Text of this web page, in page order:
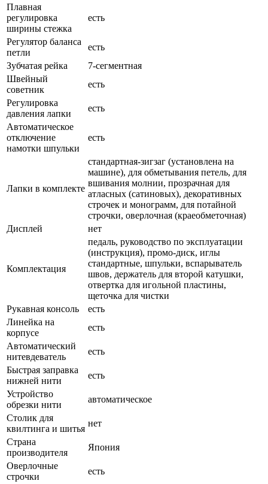
Плавная
регулировка
ширины стежка
есть
Регулятор баланса
петли
есть
Зубчатая рейка
7-сегментная
Швейный
советник
есть
Регулировка
давления лапки
есть
Автоматическое
отключение
намотки шпульки
есть
Лапки в комплекте
стандартная-зигзаг (установлена на
машине), для обметывания петель, для
вшивания молнии, прозрачная для
атласных (сатиновых), декоративных
строчек и монограмм, для потайной
строчки, оверлочная (краеобметочная)
Дисплей
нет
Комплектация
педаль, руководство по эксплуатации
(инструкция), промо-диск, иглы
стандартные, шпульки, вспарыватель
швов, держатель для второй катушки,
отвертка для игольной пластины,
щеточка для чистки
Рукавная консоль
есть
Линейка на
корпусе
есть
Автоматический
нитевдеватель
есть
Быстрая заправка
нижней нити
есть
Устройство
обрезки нити
автоматическое
Столик для
квилтинга и шитья
нет
Страна
производителя
Япония
Оверлочные
строчки
есть